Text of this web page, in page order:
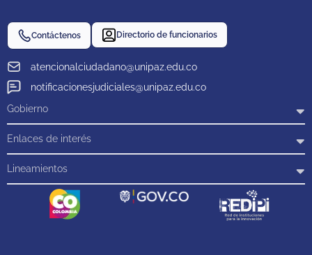
atencionalciudadano@unipaz.edu.co
notificacionesjudiciales@unipaz.edu.co
Contáctenos Directorio de funcionarios
Gobierno
Enlaces de interés
Lineamientos